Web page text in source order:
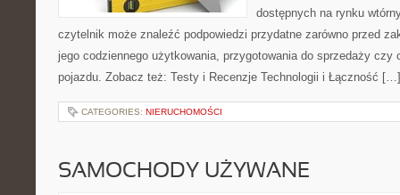
dostępnych na rynku
czytelnik może znaleźć podpowiedzi przydatne zarówno przed
jego codziennego użytkowania, przygotowania do sprzedaży czy
pojazdu. Zobacz też: Testy i Recenzje Technologii i Łączność […]
CATEGORIES: NIERUCHOMOŚCI
SAMOCHODY UŻYWANE